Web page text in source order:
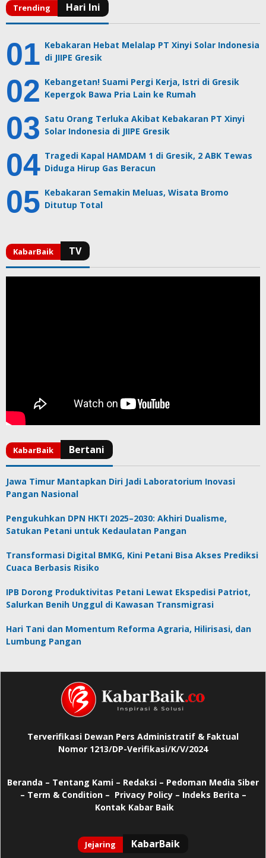
Kebakaran Hebat Melalap PT Xinyi Solar Indonesia
di JIIPE Gresik
Kebangetan! Suami Pergi Kerja, Istri di Gresik
Kepergok Bawa Pria Lain ke Rumah
Satu Orang Terluka Akibat Kebakaran PT Xinyi
Solar Indonesia di JIIPE Gresik
Tragedi Kapal HAMDAM 1 di Gresik, 2 ABK Tewas
Diduga Hirup Gas Beracun
Kebakaran Semakin Meluas, Wisata Bromo
Ditutup Total
Jawa Timur Mantapkan Diri Jadi Laboratorium Inovasi
Pangan Nasional
Pengukuhkan DPN HKTI 2025–2030: Akhiri Dualisme,
Satukan Petani untuk Kedaulatan Pangan
Transformasi Digital BMKG, Kini Petani Bisa Akses Prediksi
Cuaca Berbasis Risiko
IPB Dorong Produktivitas Petani Lewat Ekspedisi Patriot,
Salurkan Benih Unggul di Kawasan Transmigrasi
Hari Tani dan Momentum Reforma Agraria, Hilirisasi, dan
Lumbung Pangan
Terverifikasi Dewan Pers Administratif & Faktual
Nomor 1213/DP-Verifikasi/K/V/2024
Beranda – Tentang Kami – Redaksi – Pedoman Media Siber
– Term & Condition – Privacy Policy– Indeks Berita –
Kontak Kabar Baik